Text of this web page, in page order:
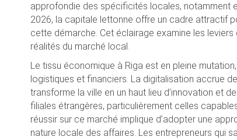
approfondie des spécificités locales, notamment
2026, la capitale lettonne offre un cadre attractif
cette démarche. Cet éclairage examine les
réalités du marché local.
Le tissu économique à Riga est en pleine
logistiques et financiers. La digitalisation accrue
transforme la ville en un haut lieu d’innovation et
filiales étrangères, particulièrement celles
réussir sur ce marché implique d’adopter une
nature locale des affaires. Les entrepreneurs qui